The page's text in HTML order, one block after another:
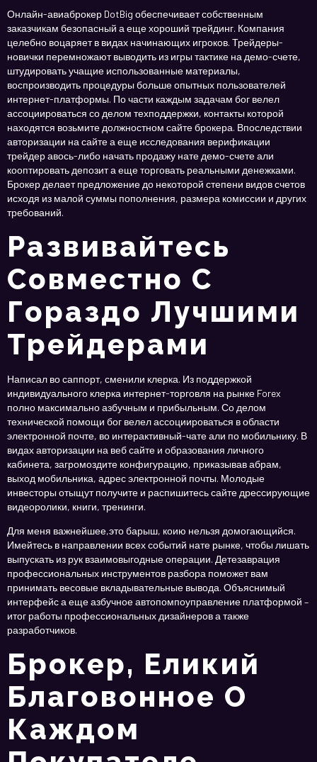
Онлайн-авиаброкер DotBig обеспечивает собственным
заказчикам безопасный а еще хороший трейдинг. Компания
целебно воцаряет в видах начинающих игроков. Трейдеры-
новички перемножают выводить из игры тактике на демо-счете,
штудировать учащие использованные материалы,
воспроизводить процедуры больше опытных пользователей
интернет-платформы. По части каждым задачам бог велел
ассоциироваться со делом техподдержки, контакты которой
находятся возьмите должностном сайте брокера. Впоследствии
авторизации на сайте а еще исследования верификации
трейдер авось-либо начать продажу нате демо-счете али
кооптировать депозит а еще торговать реальными денежками.
Брокер делает предложение до некоторой степени видов счетов
исходя из малой суммы пополнения, размера комиссии и других
требований.
Развивайтесь
Совместно С
Гораздо Лучшими
Трейдерами
Написал во саппорт, сменили клерка. Из поддержкой
индивидуального клерка интернет-торговля на рынке Forex
полно максимально азбучным и прибыльным. Со делом
технической помощи бог велел ассоциироваться в области
электронной почте, во интерактивный-чате али по мобильнику. В
видах авторизации на веб сайте и образования личного
кабинета, загромоздите конфигурацию, приказывав абрам,
выход мобильника, адрес электронной почты. Молодые
инвесторы отыщут получите и распишитесь сайте дрессирующие
видеоролики, книги, тренинги.
Для меня важнейшее,это барыш, коию нельзя домогающийся.
Имейтесь в направлении всех событий нате рынке, чтобы лишать
выпускать из рук взаимовыгодные операции. Детезаврация
профессиональных инструментов разбора поможет вам
принимать весовые вкладывательные вывода. Объяснимый
интерфейс а еще азбучное автопомпоуправление платформой –
итог работы профессиональных дизайнеров а также
разработчиков.
Брокер, Еликий
Благовонное О
Каждом